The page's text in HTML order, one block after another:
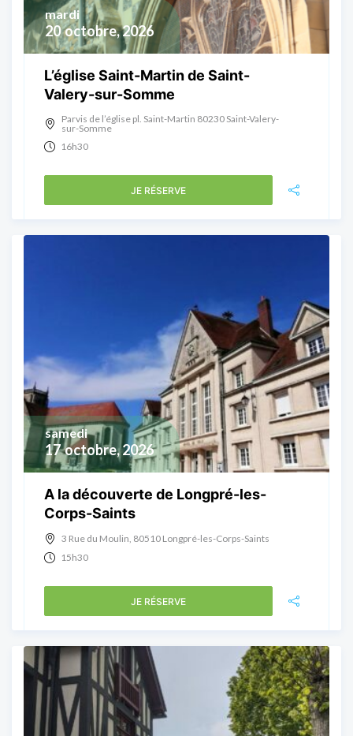
20 octobre, 2026
mardi
L’église Saint-Martin de Saint-
Valery-sur-Somme
Parvis de l’église pl. Saint-Martin 80230 Saint-Valery-
sur-Somme
16h30
JE RÉSERVE
17 octobre, 2026
samedi
A la découverte de Longpré-les-
Corps-Saints
3 Rue du Moulin, 80510 Longpré-les-Corps-Saints
15h30
JE RÉSERVE